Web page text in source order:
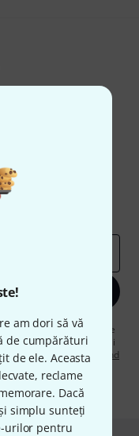
am dori să vă
de cumpărături
de ele. Aceasta
reclame
Dacă
simplu sunteți
urilor pentru
în limba
unul dintre
să primiți publicitate
Puteți găsi informații
nostru privind